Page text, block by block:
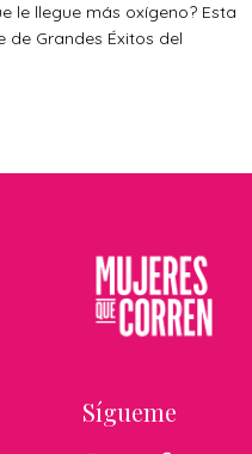
le llegue más oxígeno? Esta
de Grandes Éxitos del
Sígueme